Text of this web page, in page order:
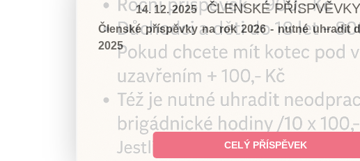
14. 12. 2025 ČLENSKÉ
Členské příspěvky na rok 2026 - nutné uhradit
2025
CELÝ PŘÍSPĚVEK